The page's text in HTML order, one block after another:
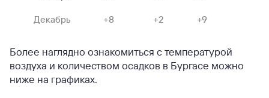
Декабрь +8 +2 +9
Более наглядно ознакомиться с температурой
воздуха и количеством осадков в Бургасе можно
ниже на графиках.